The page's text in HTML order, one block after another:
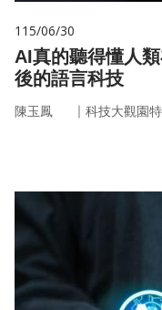
115/06/30
AI真的聽得懂人
後的語言科技
陳玉鳳 ｜ 科技大觀園